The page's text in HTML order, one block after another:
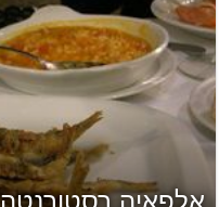
אלפאיה רסטורנטה